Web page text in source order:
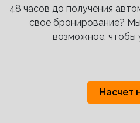
48 часов до получения
свое бронирование?
возможное, чтобы
Насчет